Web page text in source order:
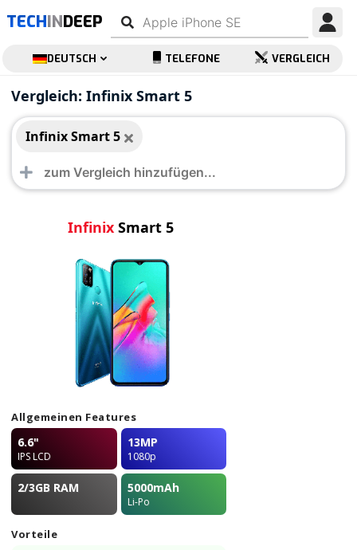
TECHINDEEP
DEUTSCH TELEFONE VERGLEICH
Vergleich: Infinix Smart 5
Infinix Smart 5
Infinix Smart 5
Infinix Smart 5
Allgemeinen Features
6.6"
IPS LCD
13MP
1080p
2/3GB RAM 5000mAh
Li-Po
Vorteile